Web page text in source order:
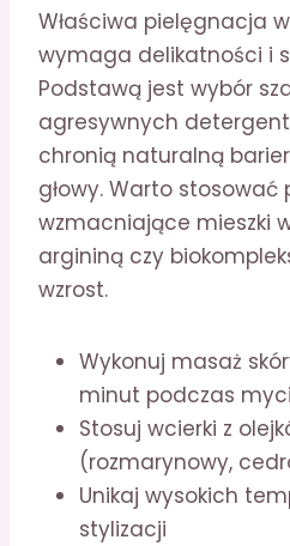
Właściwa pielęgnacja
wymaga delikatności i
Podstawą jest wybór
agresywnych
chronią naturalną
głowy. Warto stosować
wzmacniające mieszki
argininą czy
wzrost.
Wykonuj masaż
minut podczas
Stosuj wcierki z
(rozmarynowy,
Unikaj wysokich
stylizacji